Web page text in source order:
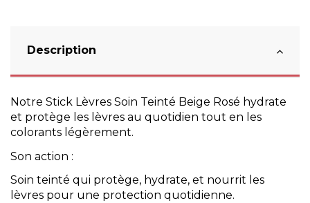
Description
Notre Stick Lèvres Soin Teinté Beige Rosé hydrate
et protège les lèvres au quotidien tout en les
colorants légèrement.
Son action :
Soin teinté qui protège, hydrate, et nourrit les
lèvres pour une protection quotidienne.